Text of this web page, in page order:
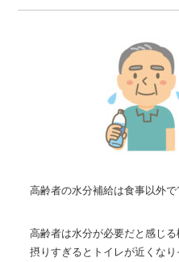
採
お
高齢者の水分補給は食事以外で
高齢者は水分が必要だと感じ
摂りすぎるとトイレが近くな